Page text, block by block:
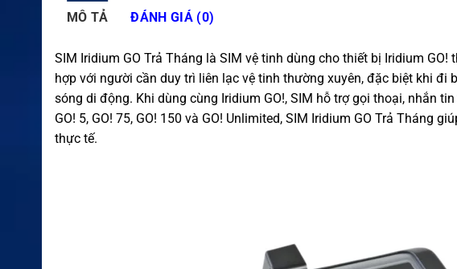
MÔ TẢ ĐÁNH GIÁ (0)
SIM Iridium GO Trả Tháng là SIM vệ tinh dùng cho thiết bị Iridium
hợp với người cần duy trì liên lạc vệ tinh thường xuyên, đặc biệt khi đi
sóng di động. Khi dùng cùng Iridium GO!, SIM hỗ trợ gọi thoại, nhắn
GO! 5, GO! 75, GO! 150 và GO! Unlimited, SIM Iridium GO Trả Tháng
thực tế.